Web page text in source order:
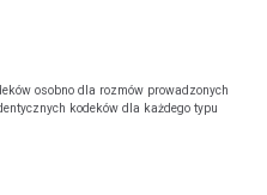
osobno dla rozmów prowadzonych
kodeków dla każdego typu